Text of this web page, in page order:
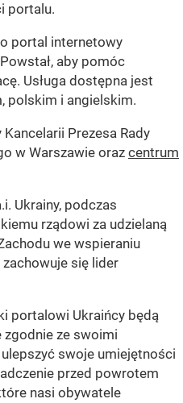
portalu.
portal internetowy
aby pomóc
Usługa dostępna jest
polskim i angielskim.
Prezesa Rady
w Warszawie oraz centrum
Ukrainy, podczas
rządowi za udzielaną
we wspieraniu
się lider
portalowi Ukraińcy będą
zgodnie ze swoimi
swoje umiejętności
przed powrotem
nasi obywatele